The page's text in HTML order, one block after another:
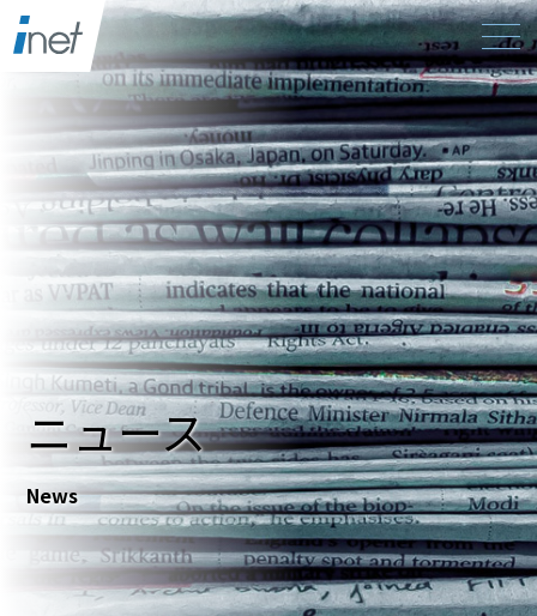
ニュース
News